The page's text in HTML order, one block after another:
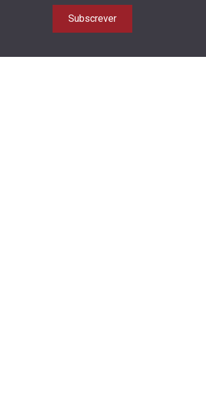
Subscrever